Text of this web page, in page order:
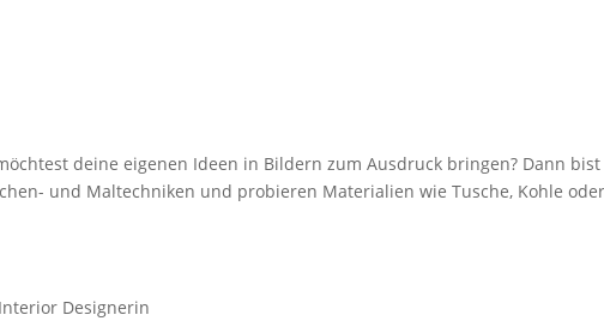
deine eigenen Ideen in Bildern zum Ausdruck bringen? Dann
und Maltechniken und probieren Materialien wie Tusche, Kohle
Designerin